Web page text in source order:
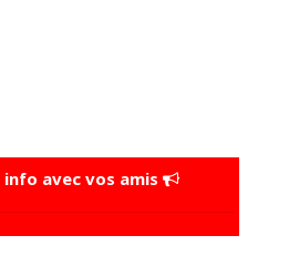
avec vos amis